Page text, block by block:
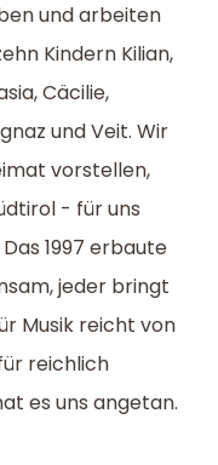
und arbeiten
Kindern Kilian,
Cäcilie,
und Veit. Wir
vorstellen,
- für uns
1997 erbaute
jeder bringt
Musik reicht von
reichlich
es uns angetan.